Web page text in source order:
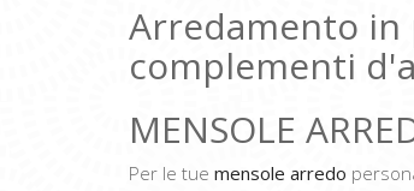
Arredamento in
complementi
MENSOLE
Per le tue mensole arredo